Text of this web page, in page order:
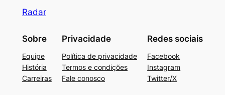
Radar
Sobre
Equipe
História
Carreiras
Privacidade
Política de privacidade
Termos e condições
Fale conosco
Redes sociais
Facebook
Instagram
Twitter/X